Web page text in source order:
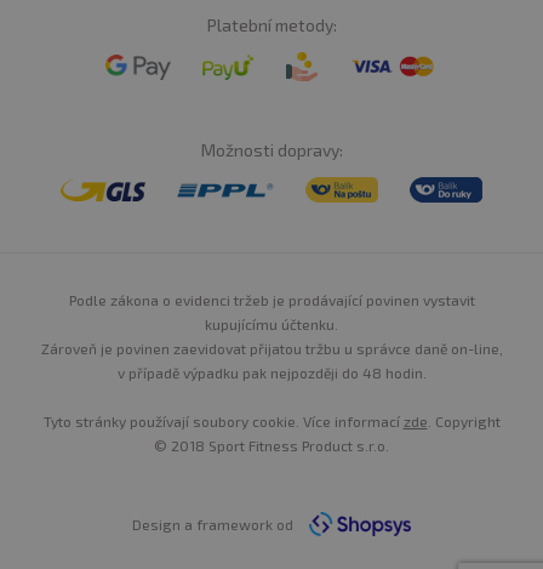
Platební metody:
Možnosti dopravy:
Podle zákona o evidenci tržeb je prodávající povinen vystavit
kupujícímu účtenku.
Zároveň je povinen zaevidovat přijatou tržbu u správce daně on-line,
v případě výpadku pak nejpozději do 48 hodin.
Tyto stránky používají soubory cookie. Více informací zde . Copyright
© 2018 Sport Fitness Product s.r.o.
Design a framework od